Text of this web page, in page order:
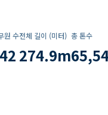
원 수전체 길이 (미터)
274.9m
총 톤수